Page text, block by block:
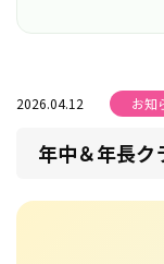
2026.04.12 お知
年中＆年長